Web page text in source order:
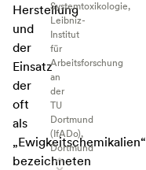
Herstellung
und
der
Einsatz
der
oft
als
„Ewigkeitschemikalien“
bezeichneten
Systemtoxikologie,
Leibniz-
Institut
für
Arbeitsforschung
an
der
TU
Dortmund
(IfADo),
Dortmund